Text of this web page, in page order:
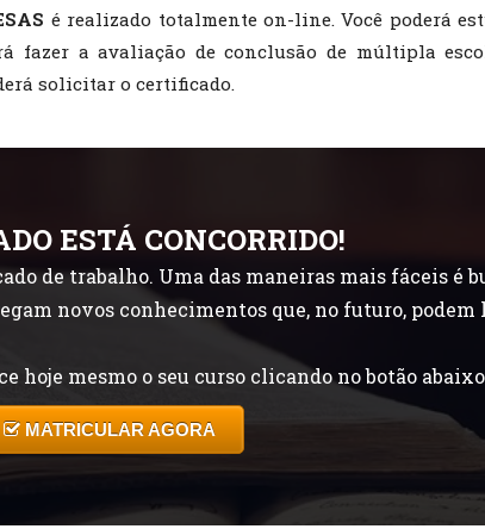
é realizado totalmente on-line. Você poderá
fazer a avaliação de conclusão de múltipla
solicitar o certificado.
ESTÁ CONCORRIDO!
de trabalho. Uma das maneiras mais fáceis é
novos conhecimentos que, no futuro, podem
hoje mesmo o seu curso clicando no botão
MATRICULAR AGORA